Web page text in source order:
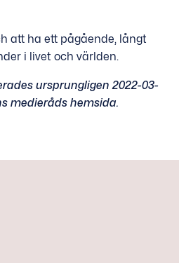
att ha ett pågående, långt
i livet och världen.
ursprungligen 2022-03-
medieråds hemsida.